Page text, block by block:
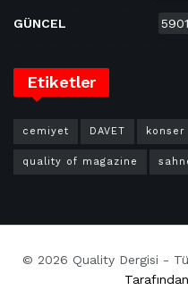
GÜNCEL 5901
Etiketler
cemiyet DAVET konser
quality of magazine
© 2026 Quality Dergisi -